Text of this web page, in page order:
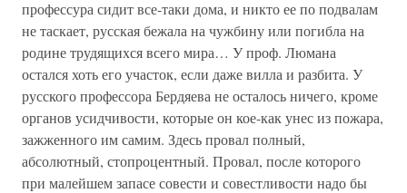
профессура сидит все-таки дома, и никто ее по подвалам
не таскает, русская бежала на чужбину или погибла на
родине трудящихся всего мира… У проф. Люмана
остался хоть его участок, если даже вилла и разбита. У
русского профессора Бердяева не осталось ничего, кроме
органов усидчивости, которые он кое-как унес из пожара,
зажженного им самим. Здесь провал полный,
абсолютный, стопроцентный. Провал, после которого
при малейшем запасе совести и совестливости надо бы